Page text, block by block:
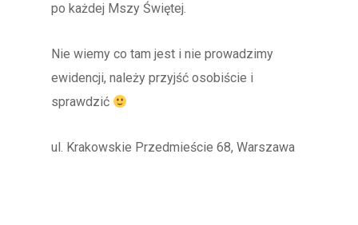
po każdej Mszy Świętej.
Nie wiemy co tam jest i nie prowadzimy
ewidencji, należy przyjść osobiście i
sprawdzić
ul. Krakowskie Przedmieście 68, Warszawa